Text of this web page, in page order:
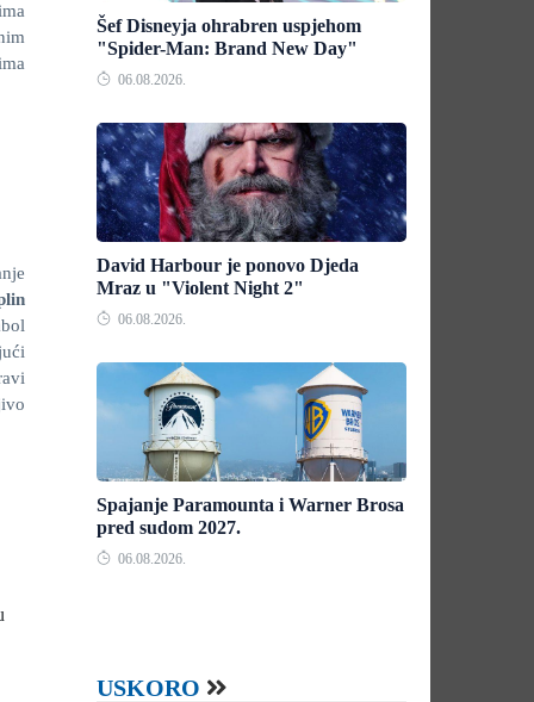
Šef Disneyja ohrabren uspjehom
"Spider-Man: Brand New Day"
06.08.2026.
David Harbour je ponovo Djeda
Mraz u "Violent Night 2"
06.08.2026.
Spajanje Paramounta i Warner Brosa
pred sudom 2027.
06.08.2026.
USKORO